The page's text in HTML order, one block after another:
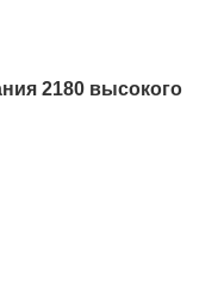
2180 высокого